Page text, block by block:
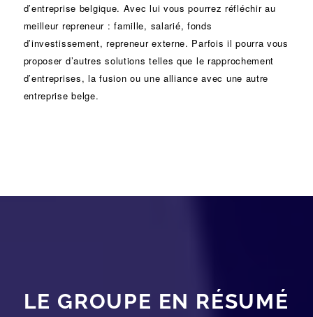
d’entreprise belgique. Avec lui vous pourrez réfléchir au
meilleur repreneur :famille, salarié, fonds
d’investissement, repreneur externe. Parfois il pourra vous
proposer d’autres solutions telles que le rapprochement
d’entreprises, lafusion ou unealliance avec une autre
entreprise belge.
LE GROUPE EN RÉSUMÉ